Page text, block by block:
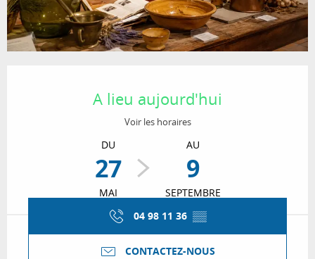
A lieu aujourd'hui
Voir les horaires
DU
27
MAI
AU
9
SEPTEMBRE
04 98 11 36 ▒▒
CONTACTEZ-NOUS